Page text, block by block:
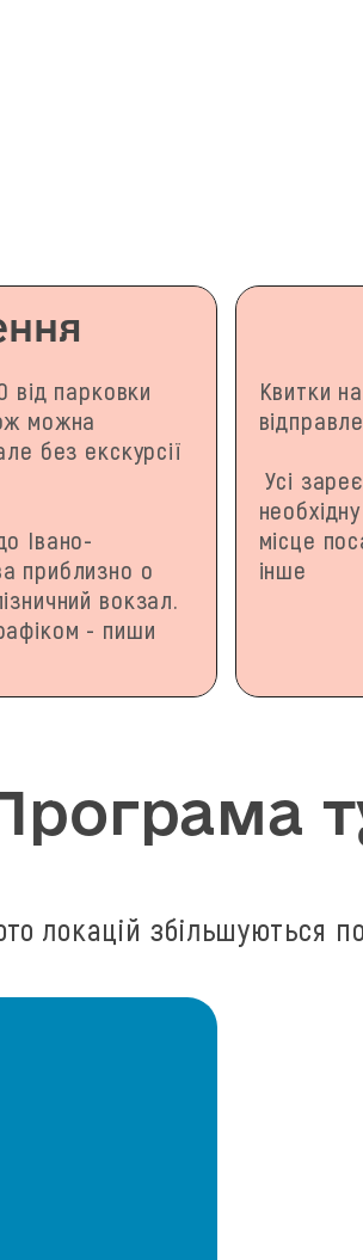
від парковки
можна
без екскурсії
Івано-
приблизно о
вокзал.
- пиши
Квитки
Усі
місце
інше
локацій збільшуються